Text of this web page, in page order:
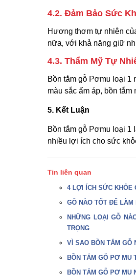
4.2. Đảm Bảo Sức
Hương thơm tự nhiên
nữa, với khả năng giữ
4.3. Thẩm Mỹ Tự
Bồn tắm gỗ Pơmu loại 1
màu sắc ấm áp, bồn
5. Kết Luận
Bồn tắm gỗ Pơmu loại 1
nhiều lợi ích cho sức
Tin liên quan
4 LỢI ÍCH SỨC KHỎE
GỖ NÀO TỐT ĐỂ LÀM
NHỮNG LOẠI GỖ
TRỌNG
VÌ SAO BỒN TẮM GỖ
BỒN TẮM GỖ PƠ MU
BỒN TẮM GỖ PƠ MU